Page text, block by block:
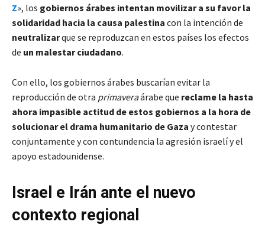
Z», los gobiernos árabes intentan movilizar a su favor la
solidaridad hacia la causa palestina con la intención de
neutralizarque se reproduzcan en estos países los efectos
de un malestar ciudadano.
Con ello, los gobiernos árabes buscarían evitar la
reproducción de otra primaveraárabe que reclame la hasta
ahora impasible actitud de estos gobiernos a la hora de
solucionar el drama humanitario de Gaza y contestar
conjuntamente y con contundencia la agresión israelí y el
apoyo estadounidense.
Israel e Irán ante el nuevo
contexto regional